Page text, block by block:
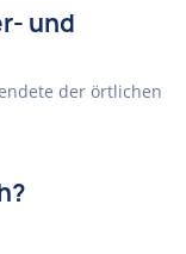
und
der örtlichen